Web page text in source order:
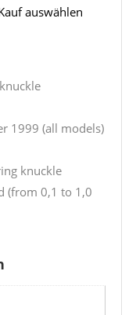
auswählen
1999 (all models)
knuckle
(from 0,1 to 1,0